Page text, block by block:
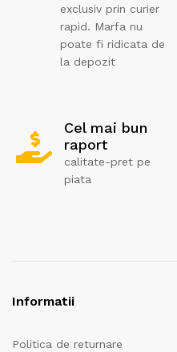
exclusiv prin curier
rapid. Marfa nu
poate fi ridicata de
la depozit
Cel mai bun
raport
calitate-pret pe
piata
Informatii
Politica de returnare